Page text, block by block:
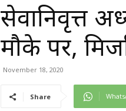
सेवानिवृत्त
मौके पर,
November 18, 2020
Share